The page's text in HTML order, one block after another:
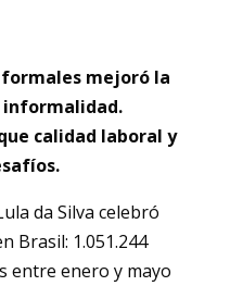
formales mejoró la
informalidad.
calidad laboral y
da Silva celebró
Brasil: 1.051.244
entre enero y mayo